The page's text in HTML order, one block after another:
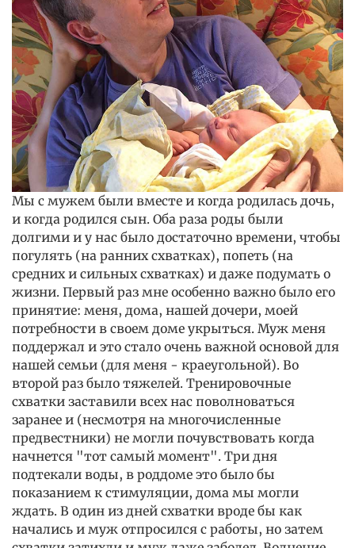
Мы с мужем были вместе и когда родилась дочь,
и когда родился сын. Оба раза роды были
долгими и у нас было достаточно времени, чтобы
погулять (на ранних схватках), попеть (на
средних и сильных схватках) и даже подумать о
жизни. Первый раз мне особенно важно было его
принятие: меня, дома, нашей дочери, моей
потребности в своем доме укрыться. Муж меня
поддержал и это стало очень важной основой для
нашей семьи (для меня - краеугольной). Во
второй раз было тяжелей. Тренировочные
схватки заставили всех нас поволноваться
заранее и (несмотря на многочисленные
предвестники) не могли почувствовать когда
начнется "тот самый момент". Три дня
подтекали воды, в роддоме это было бы
показанием к стимуляции, дома мы могли
ждать. В один из дней схватки вроде бы как
начались и муж отпросился с работы, но затем